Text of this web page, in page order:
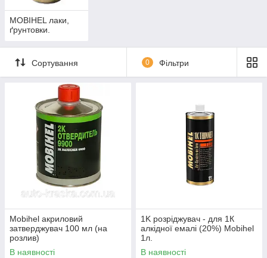
MOBIHEL лаки,
ґрунтовки.
Сортування 0 Фільтри
Mobihel акриловий
затверджувач 100 мл (на
розлив)
В наявності
1K розріджувач - для 1К
алкідної емалі (20%) Mobihel
1л.
В наявності